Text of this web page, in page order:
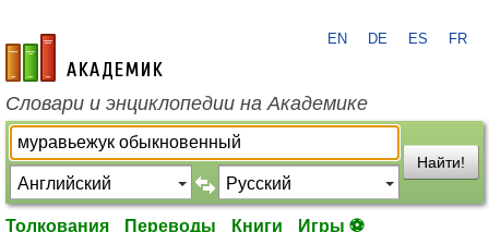
academic.ru
EN DE ES FR
Словари и энциклопедии на Академике
Найти!
Толкования Переводы Книги Игры ⚽